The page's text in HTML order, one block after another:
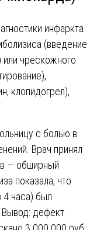
инфаркта
(введение
чрескожного
клопидогрел),
с болью в
Врач принял
— обширный
показала, что
4 часа) был
Вывод: дефект